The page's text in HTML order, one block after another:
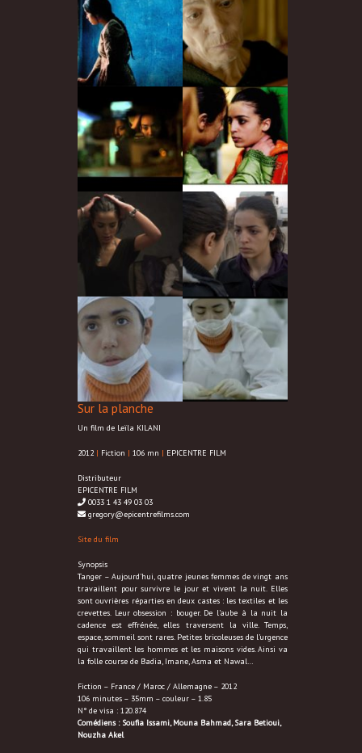
Sur la planche
Un film de Leïla KILANI
2012 | Fiction | 106 mn | EPICENTRE FILM
Distributeur
EPICENTRE FILM
0033 1 43 49 03 03
gregory@epicentrefilms.com
Site du film
Synopsis
Tanger – Aujourd’hui, quatre jeunes femmes de vingt ans
travaillent pour survivre le jour et vivent la nuit. Elles
sont ouvrières réparties en deux castes : les textiles et les
crevettes. Leur obsession : bouger. De l’aube à la nuit la
cadence est effrénée, elles traversent la ville. Temps,
espace, sommeil sont rares. Petites bricoleuses de l’urgence
qui travaillent les hommes et les maisons vides. Ainsi va
la folle course de Badia, Imane, Asma et Nawal…
Fiction – France / Maroc / Allemagne – 2012
106 minutes – 35mm – couleur – 1.85
N° de visa : 120.874
Comédiens : Soufia Issami, Mouna Bahmad, Sara Betioui,
Nouzha Akel